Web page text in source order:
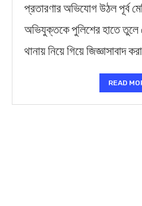
প্রতারণার অভিযোগ উঠল পূর্ব
অভিযুক্তকে পুলিশের হাতে তুলে
থানায় নিয়ে গিয়ে
READ